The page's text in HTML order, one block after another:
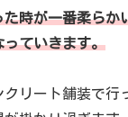
時が一番柔らか
っていきます。
リート舗装で行